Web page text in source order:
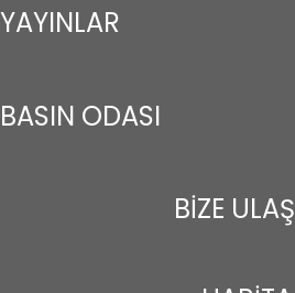
YAYINLAR
BASIN ODASI
BİZE